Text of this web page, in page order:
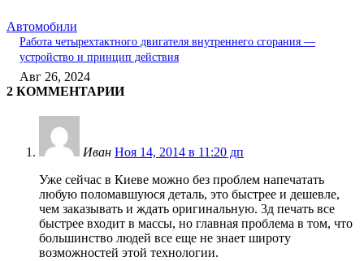
Автомобили
Работа четырехтактного двигателя внутреннего сгорания —
устройство и принцип действия
Авг 26, 2024
2 КОММЕНТАРИИ
Иван Ноя 14, 2014 в 11:20 дп
Уже сейчас в Киеве можно без проблем напечатать
любую поломавшуюся деталь, это быстрее и дешевле,
чем заказывать и ждать оригинальную. 3д печать все
быстрее входит в массы, но главная проблема в том, что
большинство людей все еще не знает широту
возможностей этой технологии.